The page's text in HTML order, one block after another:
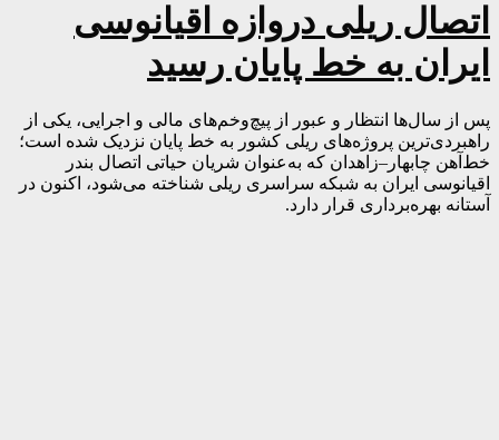
اتصال ریلی دروازه اقیانوسی
ایران به خط پایان رسید
پس از سال‌ها انتظار و عبور از پیچ‌وخم‌های مالی و اجرایی، یکی از
راهبردی‌ترین پروژه‌های ریلی کشور به خط پایان نزدیک شده است؛
خط‌آهن چابهار–زاهدان که به‌عنوان شریان حیاتی اتصال بندر
اقیانوسی ایران به شبکه سراسری ریلی شناخته می‌شود، اکنون در
آستانه بهره‌برداری قرار دارد.